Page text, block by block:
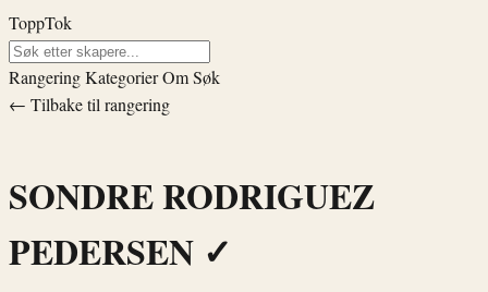
ToppTok
RangeringKategorierOmSøk
← Tilbake til rangering
SONDRE RODRIGUEZ
PEDERSEN ✓